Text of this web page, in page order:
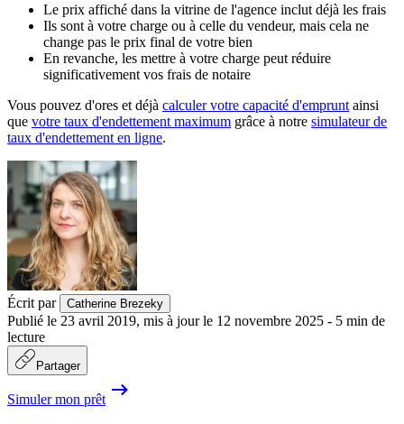
Le prix affiché dans la vitrine de l'agence inclut déjà les frais
Ils sont à votre charge ou à celle du vendeur, mais cela ne
change pas le prix final de votre bien
En revanche, les mettre à votre charge peut réduire
significativement vos frais de notaire
Vous pouvez d'ores et déjà calculer votre capacité d'emprunt ainsi
que votre taux d'endettement maximum grâce à notre simulateur de
taux d'endettement en ligne.
Écrit par Catherine Brezeky
Publié le 23 avril 2019, mis à jour le 12 novembre 2025 - 5 min de
lecture
Partager
Simuler mon prêt